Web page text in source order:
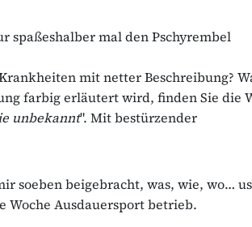
spaßeshalber mal den Pschyrembel
mit netter Beschreibung?
farbig erläutert wird, finden Sie die
unbekannt". Mit bestürzender
soeben beigebracht, was, wie, wo…
Woche Ausdauersport betrieb.